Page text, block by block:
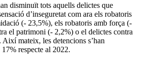
disminuït tots aquells delictes que
d’inseguretat com ara els robatoris
(- 23,5%), els robatoris amb força (-
el patrimoni (- 2,2%) o el delictes contra
mateix, les detencions s’han
respecte al 2022.